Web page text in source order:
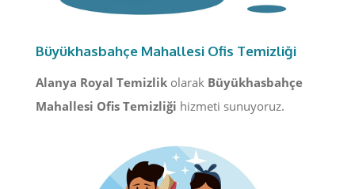
Büyükhasbahçe Mahallesi Ofis Temizliği
Alanya Royal Temizlik olarak Büyükhasbahçe
Mahallesi Ofis Temizliği hizmeti sunuyoruz.